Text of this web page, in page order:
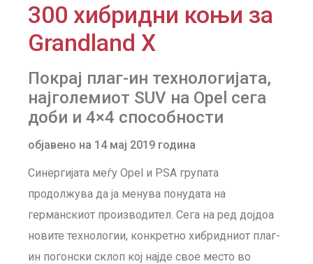
300 хибридни коњи за
Grandland X
Покрај плаг-ин технологијата,
најголемиот SUV на Opel сега
доби и 4×4 способности
објавено на 14 мај 2019 година
Синергијата меѓу Opel и PSA групата
продолжува да ја менува понудата на
германскиот производител. Сега на ред дојдоа
новите технологии, конкретно хибридниот плаг-
ин погонски склоп кој најде свое место во